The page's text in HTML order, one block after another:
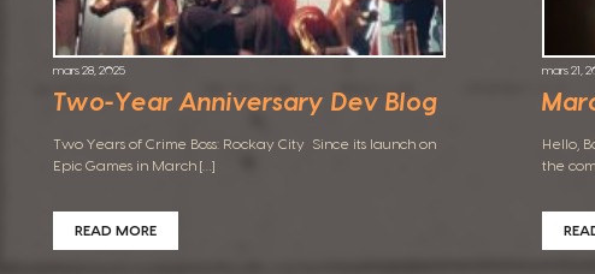
mars 28, 2025
Two-Year Anniversary Dev Blog
Two Years of Crime Boss: Rockay City Since its launch on
Epic Games in March […]
READ MORE
mars 21,
Hello,
the